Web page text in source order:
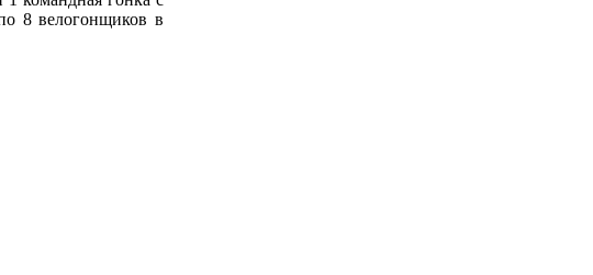
8 велогонщиков в